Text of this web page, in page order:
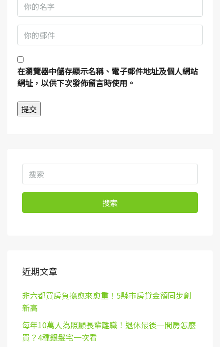
在瀏覽器中儲存顯示名稱、電子郵件地址及個人網站
網址，以供下次發佈留言時使用。
搜索
近期文章
非六都買房負擔愈來愈重！5縣市房貸金額同步創
新高
每年10萬人為照顧長輩離職！退休最後一間房怎麼
買？4種銀髮宅一次看